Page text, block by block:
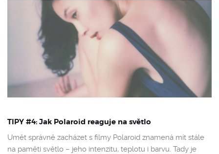
TIPY #4: Jak Polaroid reaguje na světlo
Umět správně zacházet s filmy Polaroid znamená mít stále
na paměti světlo – jeho intenzitu, teplotu i barvu. Tady je